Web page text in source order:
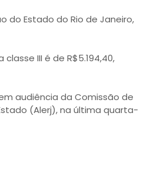
do Estado do Rio de Janeiro,
III é de R$5.194,40,
audiência da Comissão de
(Alerj), na última quarta-